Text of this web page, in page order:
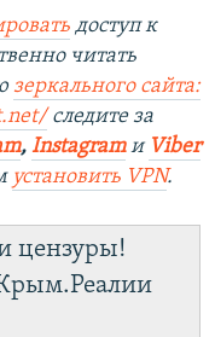
доступ к
читать
зеркального сайта:
следите за
, Instagramи Viber
установить VPN.
цензуры!